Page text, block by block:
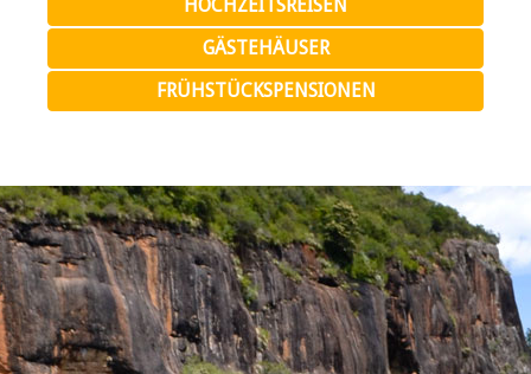
HOCHZEITSREISEN
GÄSTEHÄUSER
FRÜHSTÜCKSPENSIONEN